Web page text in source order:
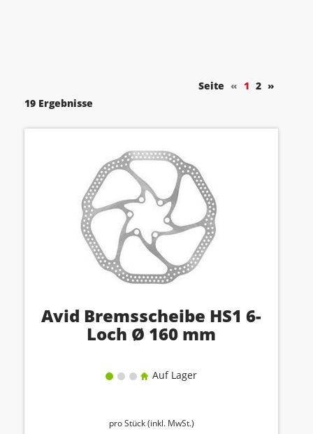
Seite « 1 2 »
19 Ergebnisse
Avid Bremsscheibe HS1 6-
Loch Ø 160 mm
Auf Lager
pro Stück (inkl. MwSt.)